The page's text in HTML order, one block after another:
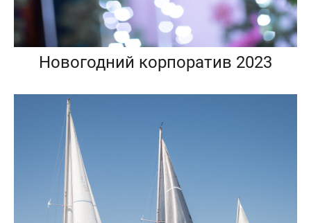
Новогодний корпоратив 2023